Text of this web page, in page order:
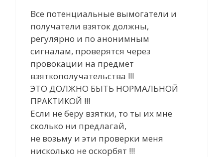
Все потенциальные вымогатели и
получатели взяток должны,
регулярно и по анонимным
сигналам, проверятся через
провокации на предмет
взяткополучательства !!!
ЭТО ДОЛЖНО БЫТЬ НОРМАЛЬНОЙ
ПРАКТИКОЙ !!!
Если не беру взятки, то ты их мне
сколько ни предлагай,
не возьму и эти проверки меня
нисколько не оскорбят !!!